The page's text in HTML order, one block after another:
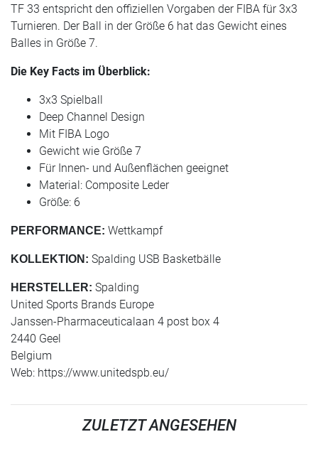
TF 33 entspricht den offiziellen Vorgaben der FIBA für 3x3
Turnieren. Der Ball in der Größe 6 hat das Gewicht eines
Balles in Größe 7.
Die Key Facts im Überblick:
3x3 Spielball
Deep Channel Design
Mit FIBA Logo
Gewicht wie Größe 7
Für Innen- und Außenflächen geeignet
Material: Composite Leder
Größe: 6
PERFORMANCE: Wettkampf
KOLLEKTION: Spalding USB Basketbälle
HERSTELLER: Spalding
United Sports Brands Europe
Janssen-Pharmaceuticalaan 4 post box 4
2440 Geel
Belgium
Web: https://www.unitedspb.eu/
ZULETZT ANGESEHEN